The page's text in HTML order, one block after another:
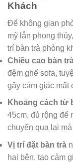
Khách
Để không gian
mỹ lẫn phong
trí bàn trà phòng
Chiều cao bàn
đệm ghế sofa,
gây cảm giác mất
Khoảng cách từ
45cm, đủ rộng để
chuyển qua lại
Vị trí đặt bàn trà
hai bên, tạo cảm